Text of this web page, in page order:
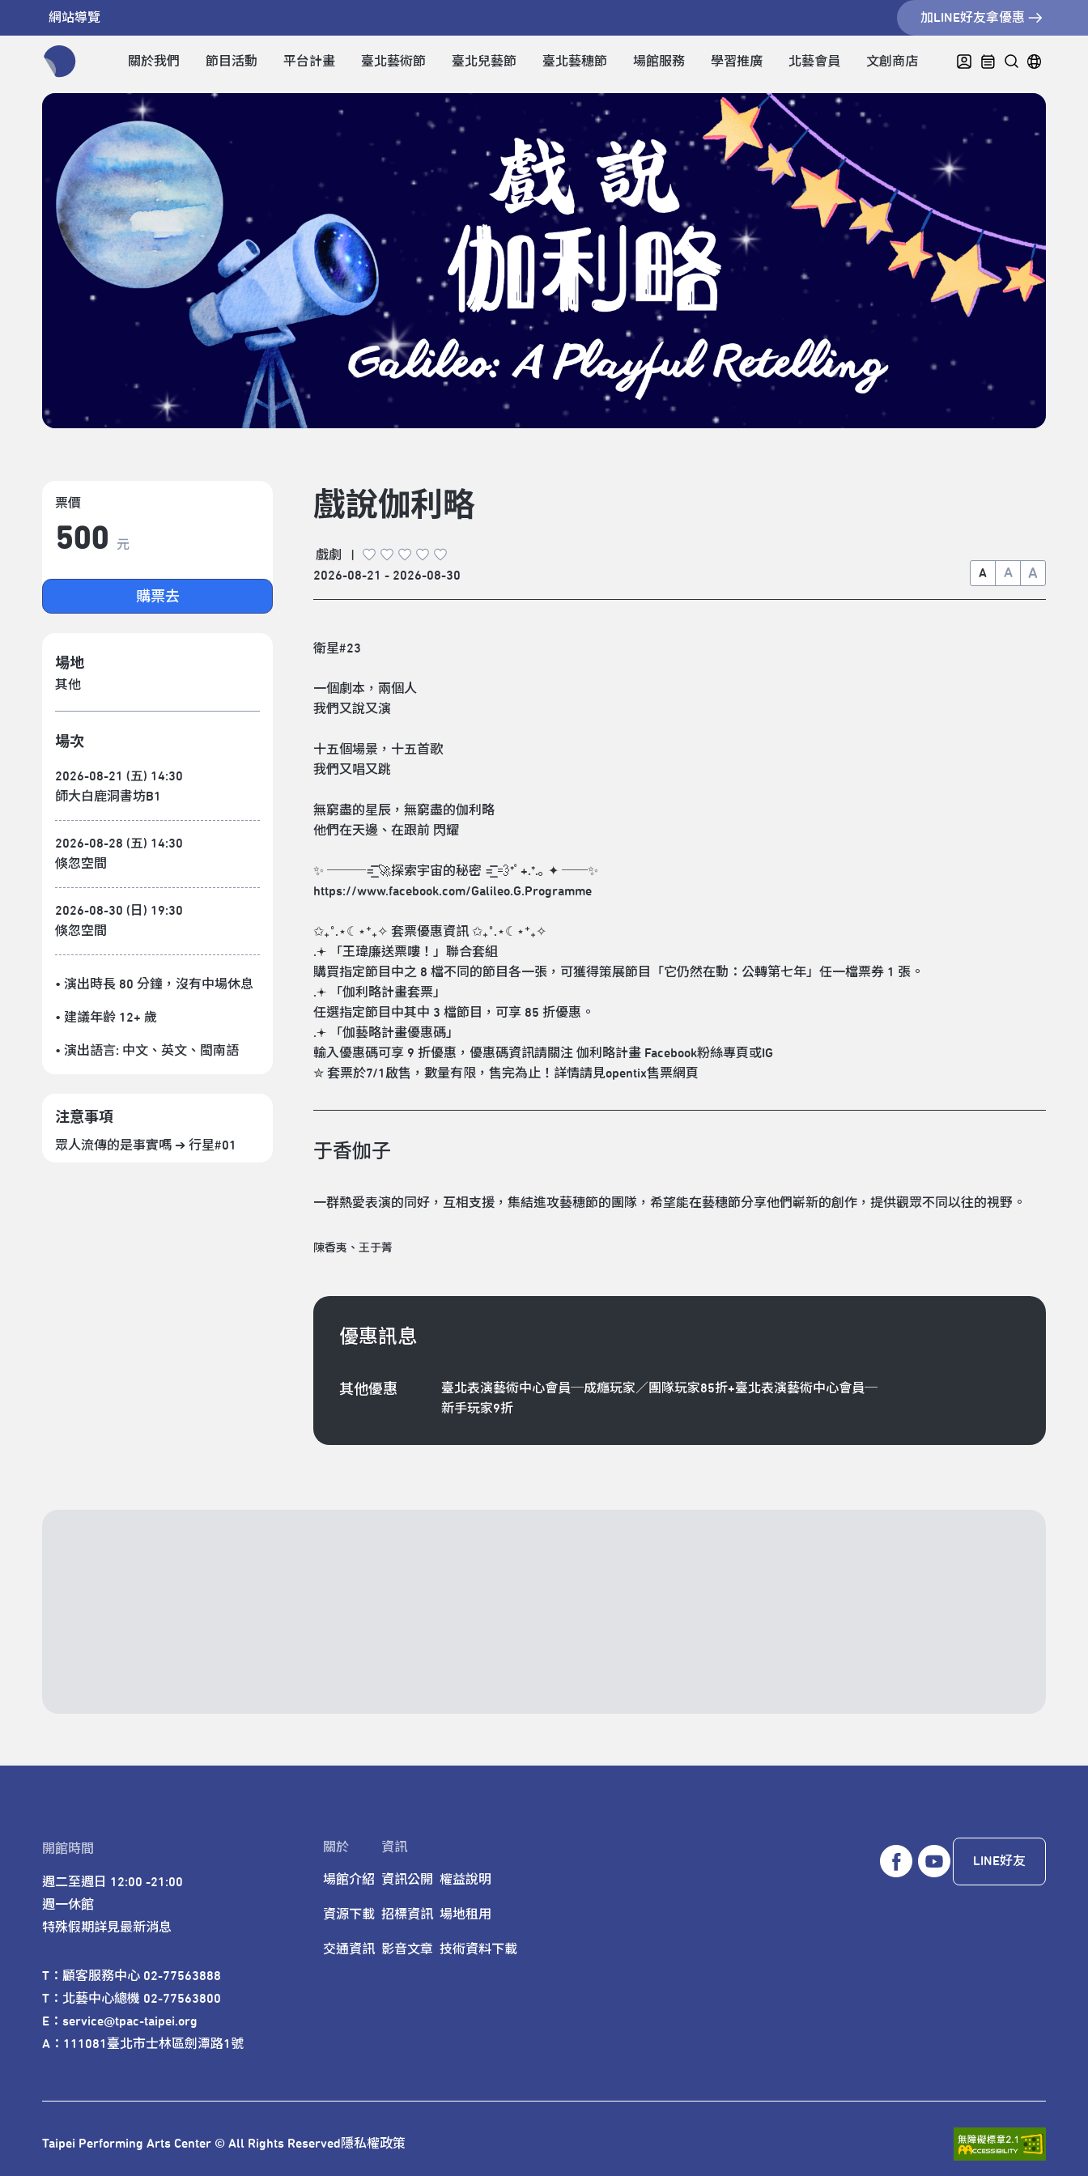
網站導覽 加LINE好友拿優惠
關於我們 節目活動 平台計畫 臺北藝術節 臺北兒藝節 臺北藝穗節 場館服務 學習推廣 北藝會員 文創商店
票價
500 元
購票去
場地
其他
場次
2026-08-21 (五) 14:30
師大白鹿洞書坊B1
2026-08-28 (五) 14:30
倏忽空間
2026-08-30 (日) 19:30
倏忽空間
• 演出時長 80 分鐘 ，沒有中場休息
• 建議年齡 12+ 歲
• 演出語言: 中文 、 英文 、 閩南語
注意事項
眾人流傳的是事實嗎 ➔ 行星#01
戲說伽利略
戲劇
2026-08-21 - 2026-08-30
A A A
衛星#23
一個劇本，兩個人
我們又說又演
十五個場景，十五首歌
我們又唱又跳
無窮盡的星辰，無窮盡的伽利略
他們在天邊、在跟前 閃耀
✨ ───=͟͟͞͞ 🚀探索宇宙的秘密 =͟͟͞͞ 💨*ﾟ+.*.｡ ✦ ──✨
https://www.facebook.com/Galileo.G.Programme
✩₊˚.⋆☾⋆⁺₊✧ 套票優惠資訊 ✩₊˚.⋆☾⋆⁺₊✧
.𖥔 「王瑋廉送票嘍！」聯合套組
購買指定節目中之 8 檔不同的節目各一張，可獲得策展節目「它仍然在動：公轉第七年」任一檔票券 1 張。
.𖥔 「伽利略計畫套票」
任選指定節目中其中 3 檔節目，可享 85 折優惠。
.𖥔 「伽藝略計畫優惠碼」
輸入優惠碼可享 9 折優惠，優惠碼資訊請關注 伽利略計畫 Facebook粉絲專頁或IG
✮ 套票於7/1啟售，數量有限，售完為止！詳情請見opentix售票網頁
于香伽子
一群熱愛表演的同好，互相支援，集結進攻藝穗節的團隊，希望能在藝穗節分享他們嶄新的創作，提供觀眾不同以往的視野。
陳香夷、王于菁
優惠訊息
其他優惠
臺北表演藝術中心會員─成癮玩家／團隊玩家85折+臺北表演藝術中心會員─
新手玩家9折
開館時間
週二至週日 12:00 -21:00
週一休館
特殊假期詳見最新消息
T：顧客服務中心 02-77563888
T：北藝中心總機 02-77563800
E：service@tpac-taipei.org
A：111081臺北市士林區劍潭路1號
關於
場館介紹
資源下載
交通資訊
資訊
資訊公開
招標資訊
影音文章
權益說明
場地租用
技術資料下載
LINE好友
Taipei Performing Arts Center © All Rights Reserved隱私權政策